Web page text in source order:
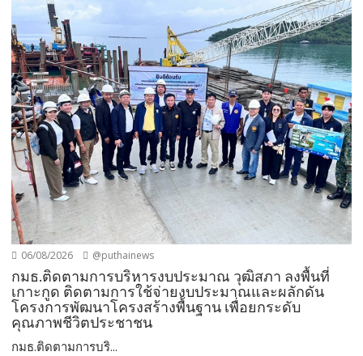
06/08/2026 @puthainews
กมธ.ติดตามการบริหารงบประมาณ วุฒิสภา ลงพื้นที่
เกาะกูด ติดตามการใช้จ่ายงบประมาณและผลักดัน
โครงการพัฒนาโครงสร้างพื้นฐาน เพื่อยกระดับ
คุณภาพชีวิตประชาชน
กมธ.ติดตามการบริ...